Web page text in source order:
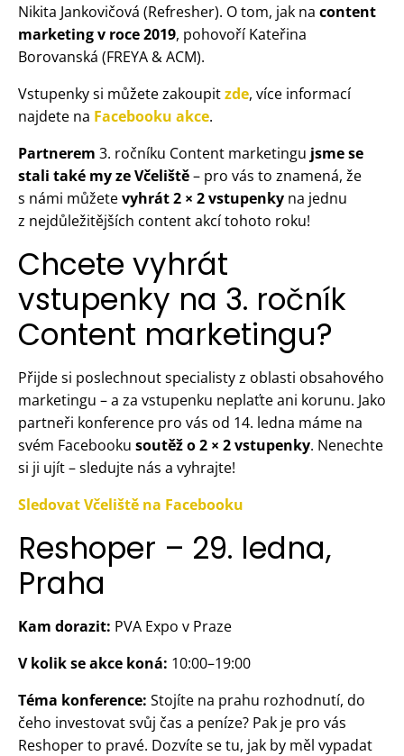
Nikita Jankovičová (Refresher). O tom, jak na content
marketing v roce 2019, pohovoří Kateřina
Borovanská (FREYA & ACM).
Vstupenky si můžete zakoupitzde, více informací
najdete na Facebooku akce.
Partnerem 3. ročníku Content marketingu jsme se
stali také my ze Včeliště– pro vás to znamená, že
s námi můžetevyhrát 2 × 2 vstupenky na jednu
z nejdůležitějších content akcí tohoto roku!
Chcete vyhrát
vstupenky na 3. ročník
Content marketingu?
Přijde si poslechnout specialisty z oblasti obsahového
marketingu – a za vstupenku neplaťte ani korunu. Jako
partneři konference pro vás od 14. ledna máme na
svém Facebooku soutěž o 2 × 2 vstupenky. Nenechte
si ji ujít – sledujte nás a vyhrajte!
Sledovat Včeliště na Facebooku
Reshoper – 29. ledna,
Praha
Kam dorazit: PVA Expo v Praze
V kolik se akce koná: 10:00–19:00
Téma konference: Stojíte na prahu rozhodnutí, do
čeho investovat svůj čas a peníze? Pak je pro vás
Reshoper to pravé. Dozvíte se tu, jak by měl vypadat